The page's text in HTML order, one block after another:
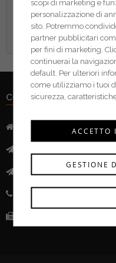
CONTATTI
Via Mazzini, 52 -
Pec:ferrcima@pec.it
(+39) 0376
scopi di marketing e
personalizzazione di
sito. Potremmo
partner pubblicitari
per fini di marketing.
continuerai la
default. Per ulteriori
come utilizziamo i tuoi
sicurezza,
GESTIONE
ACCETTO